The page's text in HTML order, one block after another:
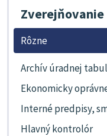
Zverejňovanie
Rôzne
Archív úradnej
Ekonomicky
Interné predpisy,
Hlavný kontrolór